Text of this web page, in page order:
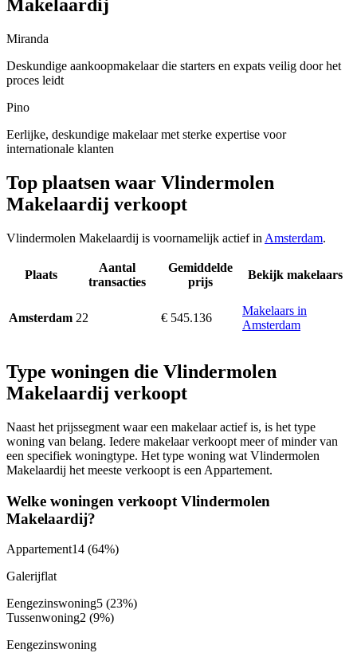
Makelaardij
Miranda
Deskundige aankoopmakelaar die starters en expats veilig door het
proces leidt
Pino
Eerlijke, deskundige makelaar met sterke expertise voor
internationale klanten
Top plaatsen waar Vlindermolen
Makelaardij verkoopt
Vlindermolen Makelaardij is voornamelijk actief in Amsterdam.
Plaats
Aantal
transacties
Gemiddelde
prijs
Bekijk makelaars
Amsterdam 22 € 545.136
Makelaars in
Amsterdam
Type woningen die Vlindermolen
Makelaardij verkoopt
Naast het prijssegment waar een makelaar actief is, is het type
woning van belang. Iedere makelaar verkoopt meer of minder van
een specifiek woningtype. Het type woning wat Vlindermolen
Makelaardij het meeste verkoopt is een Appartement.
Welke woningen verkoopt Vlindermolen
Makelaardij?
Appartement14 (64%)
Galerijflat
Eengezinswoning5 (23%)
Tussenwoning2 (9%)
Eengezinswoning